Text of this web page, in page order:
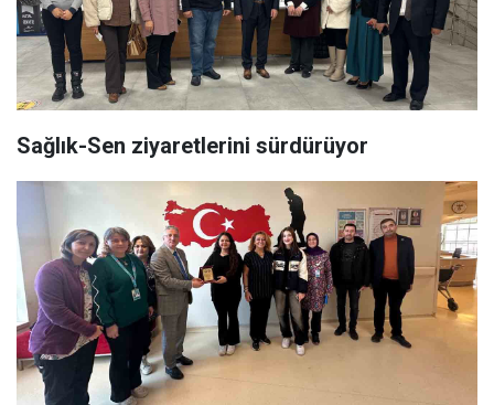
Sağlık-Sen ziyaretlerini sürdürüyor